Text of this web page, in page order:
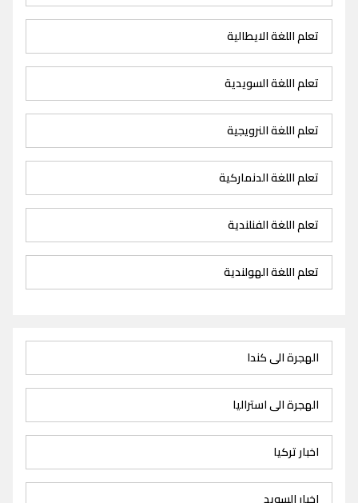
تعلم اللغة الايطالية
تعلم اللغة السويدية
تعلم اللغة النرويجية
تعلم اللغة الدنماركية
تعلم اللغة الفنلندية
تعلم اللغة الهولندية
الهجرة الى كندا
الهجرة الى استراليا
اخبار تركيا